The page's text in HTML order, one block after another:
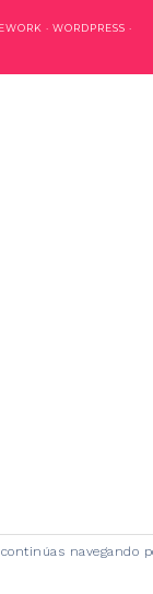
· WORDPRESS ·
navegando